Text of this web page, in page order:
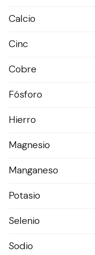
Calcio
Cinc
Cobre
Fósforo
Hierro
Magnesio
Manganeso
Potasio
Selenio
Sodio